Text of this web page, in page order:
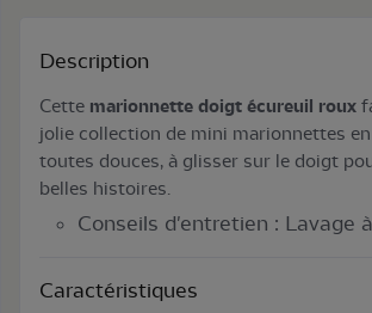
Description
Cette marionnette doigt écureuil roux
jolie collection de mini marionnettes
toutes douces, à glisser sur le doigt
belles histoires.
Conseils d'entretien : Lavage
Caractéristiques